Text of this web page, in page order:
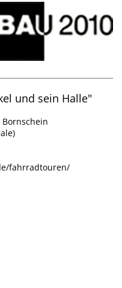
und sein Halle"
Bornschein
fahrradtouren/